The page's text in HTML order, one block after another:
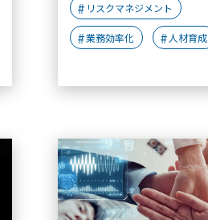
リスクマネジメント
業務効率化 人材育成